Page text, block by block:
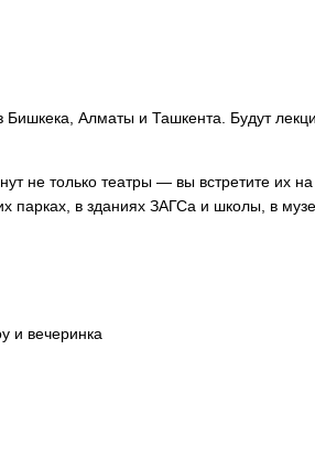
Алматы и Ташкента. Будут
не только театры — вы встретите их на
парках, в зданиях ЗАГСа и школы, в
и вечеринка